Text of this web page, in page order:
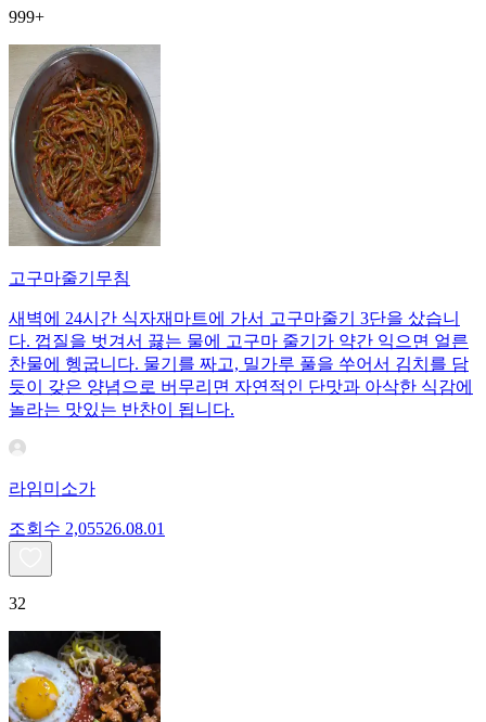
999+
고구마줄기무침
새벽에 24시간 식자재마트에 가서 고구마줄기 3단을 샀습니
다. 껍질을 벗겨서 끓는 물에 고구마 줄기가 약간 익으면 얼른
찬물에 헹굽니다. 물기를 짜고, 밀가루 풀을 쑤어서 김치를 담
듯이 갖은 양념으로 버무리면 자연적인 단맛과 아삭한 식감에
놀라는 맛있는 반찬이 됩니다.
라임미소가
조회수 2,05526.08.01
32